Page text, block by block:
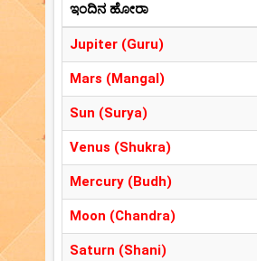
ಇಂದಿನ ಹೋರಾ
Jupiter (Guru)
Mars (Mangal)
Sun (Surya)
Venus (Shukra)
Mercury (Budh)
Moon (Chandra)
Saturn (Shani)